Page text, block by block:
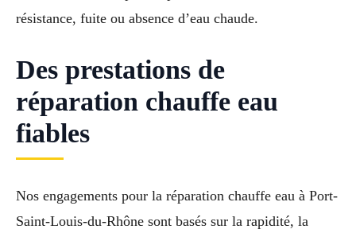
résistance, fuite ou absence d’eau chaude.
Des prestations de
réparation chauffe eau
fiables
Nos engagements pour la réparation chauffe eau à Port-
Saint-Louis-du-Rhône sont basés sur la rapidité, la